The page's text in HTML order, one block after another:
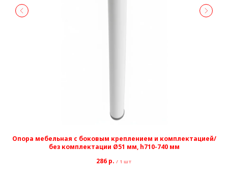
Опора мебельная с боковым креплением и комплектацией/
без комплектации Ø51 мм, h710-740 мм
286 р. / 1 шт